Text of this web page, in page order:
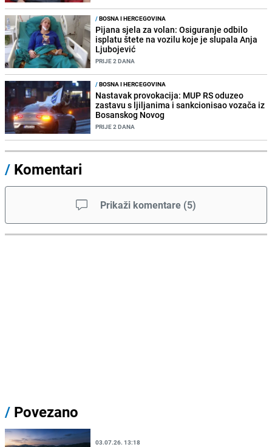
/BOSNA I HERCEGOVINA
Pijana sjela za volan: Osiguranje odbilo
isplatu štete na vozilu koje je slupala Anja
Ljubojević
PRIJE 2 DANA
/BOSNA I HERCEGOVINA
Nastavak provokacija: MUP RS oduzeo
zastavu s ljiljanima i sankcionisao vozača iz
Bosanskog Novog
PRIJE 2 DANA
/ Komentari
Prikaži komentare (5)
/ Povezano
03.07.26. 13:18